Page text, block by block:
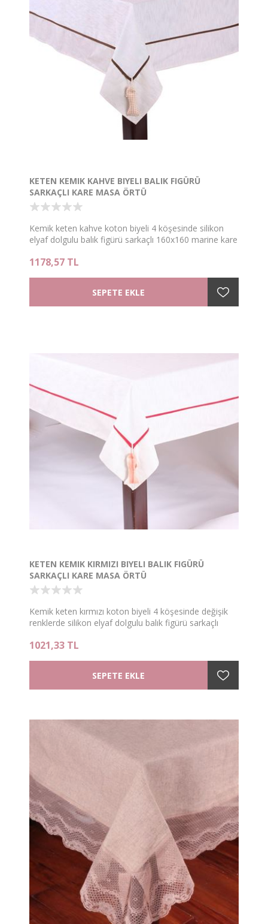
KETEN KEMIK KAHVE BIYELI BALIK FIGÜRÜ
SARKAÇLI KARE MASA ÖRTÜ
Kemik keten kahve koton biyeli 4 köşesinde silikon
elyaf dolgulu balık figürü sarkaçlı 160x160 marine kare
1178,57 TL
KETEN KEMIK KIRMIZI BIYELI BALIK FIGÜRÜ
SARKAÇLI KARE MASA ÖRTÜ
Kemik keten kırmızı koton biyeli 4 köşesinde değişik
renklerde silikon elyaf dolgulu balık figürü sarkaçlı
1021,33 TL